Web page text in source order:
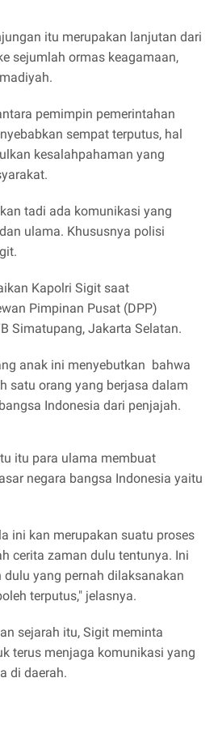
itu merupakan lanjutan dari
sejumlah ormas keagamaan,
pemimpin pemerintahan
sempat terputus, hal
kesalahpahaman yang
tadi ada komunikasi yang
ulama. Khususnya polisi
Kapolri Sigit saat
Pimpinan Pusat (DPP)
Simatupang, Jakarta Selatan.
anak ini menyebutkan bahwa
satu orang yang berjasa dalam
Indonesia dari penjajah.
itu para ulama membuat
negara bangsa Indonesia yaitu
ini kan merupakan suatu proses
cerita zaman dulu tentunya. Ini
yang pernah dilaksanakan
terputus," jelasnya.
sejarah itu, Sigit meminta
terus menjaga komunikasi yang
di daerah.